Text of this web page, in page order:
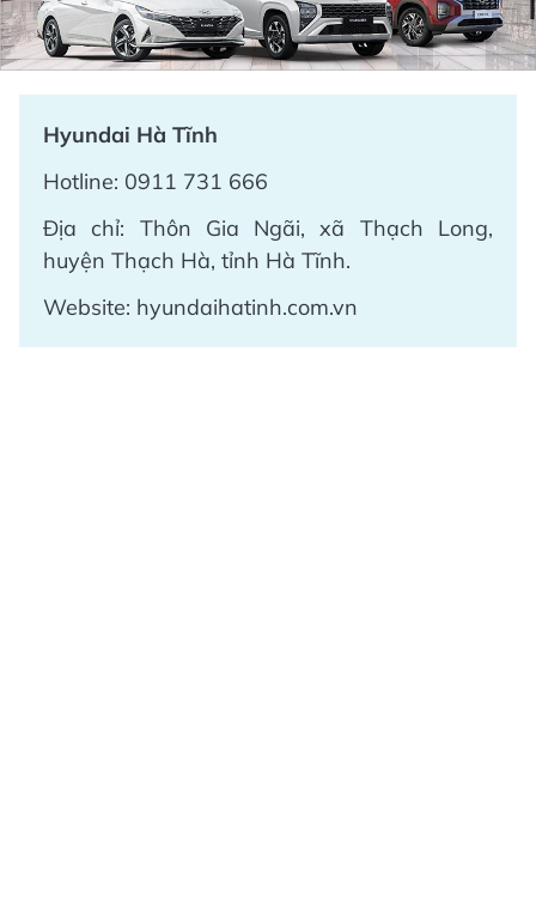
Hyundai Hà Tĩnh
Hotline: 0911 731 666
Địa chỉ: Thôn Gia Ngãi, xã Thạch Long,
huyện Thạch Hà, tỉnh Hà Tĩnh.
Website: hyundaihatinh.com.vn